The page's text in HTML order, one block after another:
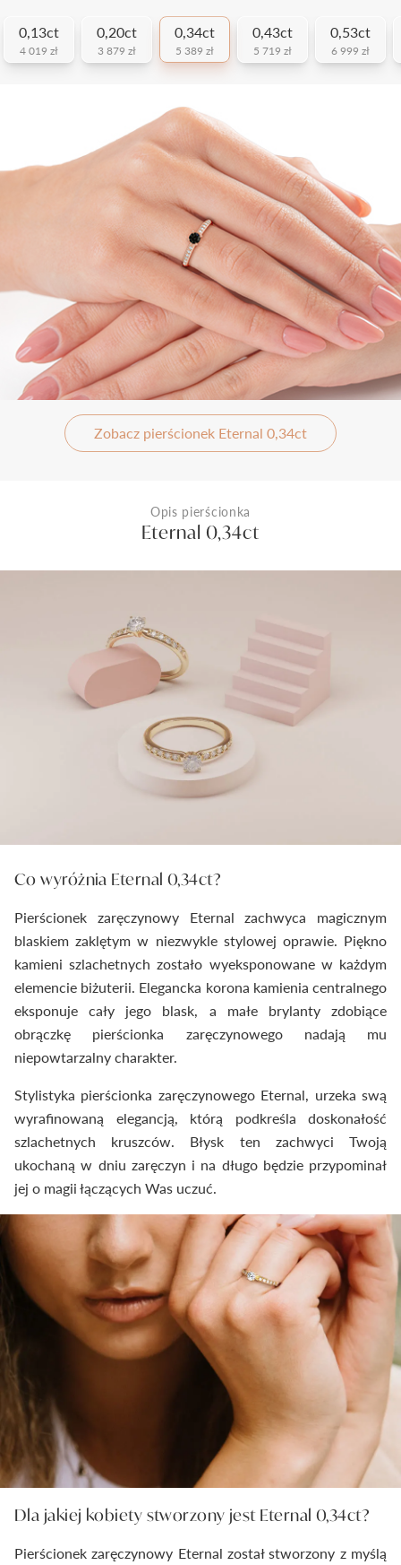
0,13ct
4 019 zł
0,20ct
3 879 zł
0,34ct
5 389 zł
0,43ct
5 719 zł
0,53ct
6 999 zł
Zobacz pierścionek Eternal 0,34ct
Opis pierścionka
Eternal 0,34ct
Co wyróżnia Eternal 0,34ct?
Pierścionek zaręczynowy Eternal zachwyca magicznym
blaskiem zaklętym w niezwykle stylowej oprawie. Piękno
kamieni szlachetnych zostało wyeksponowane w każdym
elemencie biżuterii. Elegancka korona kamienia centralnego
eksponuje cały jego blask, a małe brylanty zdobiące
obrączkę pierścionka zaręczynowego nadają mu
niepowtarzalny charakter.
Stylistyka pierścionka zaręczynowego Eternal, urzeka swą
wyrafinowaną elegancją, którą podkreśla doskonałość
szlachetnych kruszców. Błysk ten zachwyci Twoją
ukochaną w dniu zaręczyn i na długo będzie przypominał
jej o magii łączących Was uczuć.
Dla jakiej kobiety stworzony jest Eternal 0,34ct?
Pierścionek zaręczynowy Eternal został stworzony z myślą